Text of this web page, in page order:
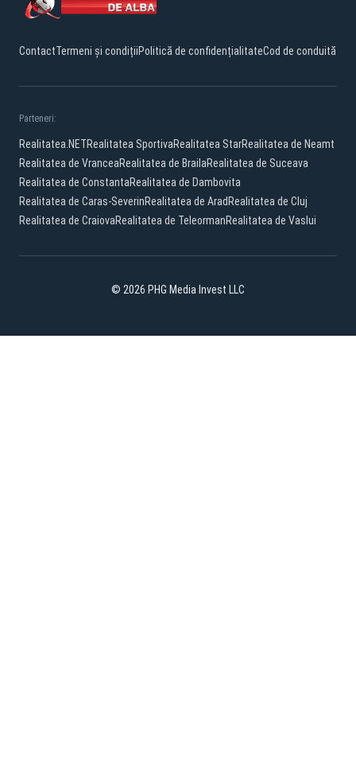
ContactTermeni și condițiiPolitică de confidențialitateCod de conduită
Parteneri:
Realitatea.NETRealitatea SportivaRealitatea StarRealitatea de Neamt
Realitatea de VranceaRealitatea de BrailaRealitatea de Suceava
Realitatea de ConstantaRealitatea de Dambovita
Realitatea de Caras-SeverinRealitatea de AradRealitatea de Cluj
Realitatea de CraiovaRealitatea de TeleormanRealitatea de Vaslui
© 2026 PHG Media Invest LLC